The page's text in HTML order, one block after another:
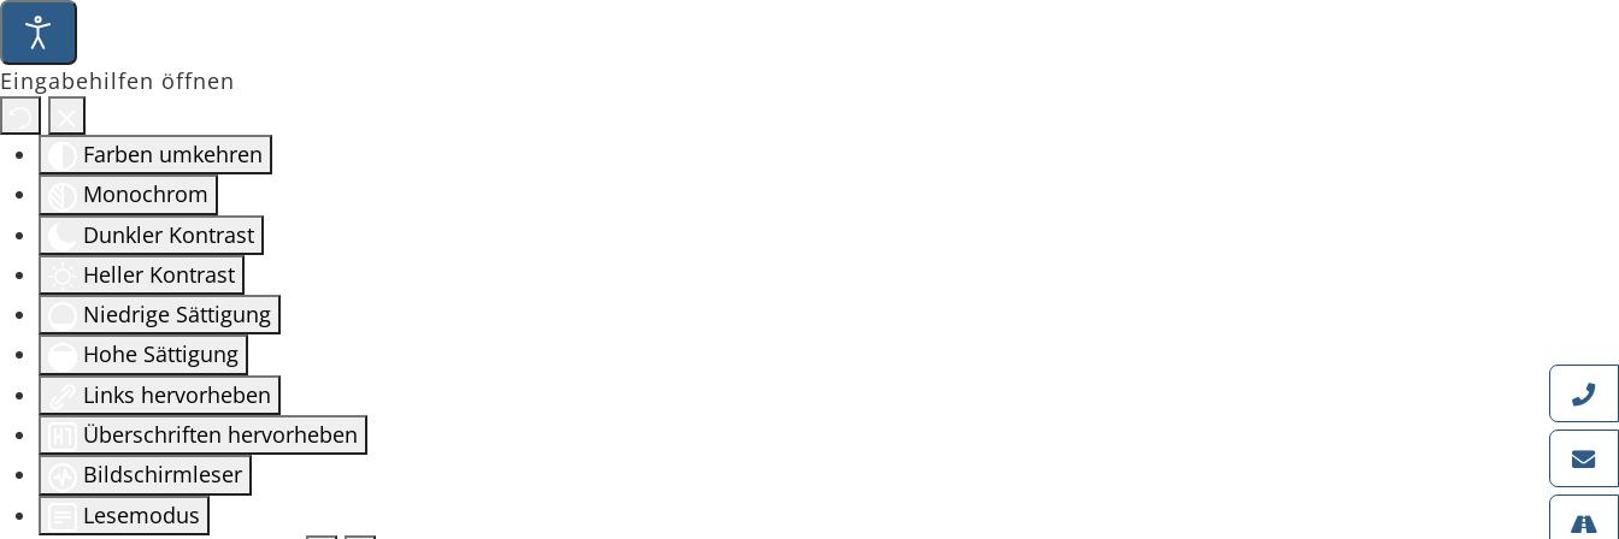
Eingabehilfen öffnen
Farben umkehren
Monochrom
Dunkler Kontrast
Heller Kontrast
Niedrige Sättigung
Hohe Sättigung
Links hervorheben
Überschriften hervorheben
Bildschirmleser
Lesemodus